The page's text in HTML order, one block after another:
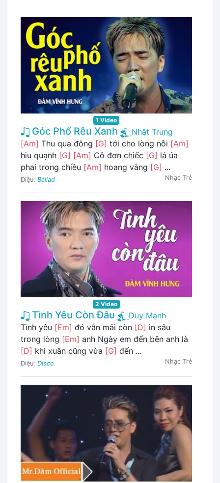
1 Video
Góc Phố Rêu Xanh
Nhật Trung
[Am] Thu qua đông [G] tới cho lòng nỗi [Am]
hiu quạnh [G] [Am] Cô đơn chiếc [G] lá úa
phai trong chiều [Am] hoang vắng [G] ...
Điệu: Ballad Nhạc Trẻ
2 Video
Tình Yêu Còn Đâu
Duy Mạnh
Tình yêu [Em] đó vẫn mãi còn [D] in sâu
trong lòng [Em] anh Ngày em đến bên anh là
[D] khi xuân cũng vừa [G] đến ...
Điệu: Disco Nhạc Trẻ